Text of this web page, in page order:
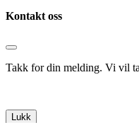
Kontakt oss
Takk for din melding. Vi vil
Lukk